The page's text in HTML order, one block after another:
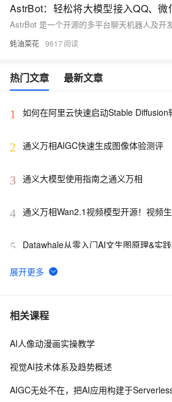
蚝油菜花 9617
热门文章 最新文章
1 如何在阿里云快速启动Stable Diffusion
2 通义万相AIGC快速生成图像体验测评
3 通义大模型使用指南之通义万相
4 通义万相Wan2.1视频模型开源！视频
5 Datawhale从零入门AI文生图原理&实践
6
【文生图】可换模型，函数计算一键部
7 玩转AIGC | 基于PAI-EAS挂载OSS，5
8 最新版本 Stable Diffusion 开源 AI 绘画
相关课程
AI人像动漫画实操教学
视觉AI技术体系及趋势概述
AIGC无处不在，把AI应用构建于